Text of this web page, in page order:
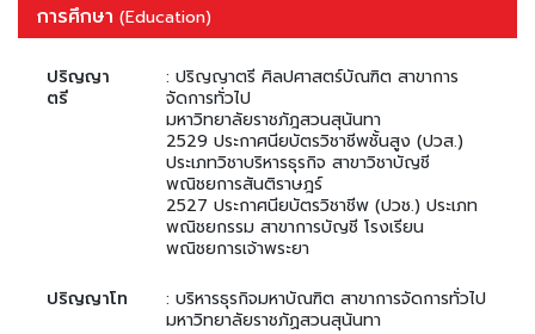
การศึกษา (Education)
ปริญญา
ตรี
: ปริญญาตรี ศิลปศาสตร์บัณฑิต สาขาการ
จัดการทั่วไป
มหาวิทยาลัยราชภัฎสวนสุนันทา
2529 ประกาศนียบัตรวิชาชีพชั้นสูง (ปวส.)
ประเภทวิชาบริหารธุรกิจ สาขาวิชาบัญชี
พณิชยการสันติราษฎร์
2527 ประกาศนียบัตรวิชาชีพ (ปวช.) ประเภท
พณิชยกรรม สาขาการบัญชี โรงเรียน
พณิชยการเจ้าพระยา
ปริญญาโท
: บริหารธุรกิจมหาบัณฑิต สาขาการจัดการทั่วไป
มหาวิทยาลัยราชภัฏสวนสุนันทา